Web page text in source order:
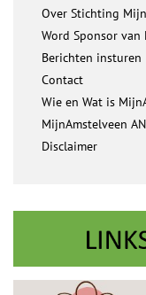
Over Stichting
Word Sponsor van
Berichten insturen
Contact
Wie en Wat is
MijnAmstelveen
Disclaimer